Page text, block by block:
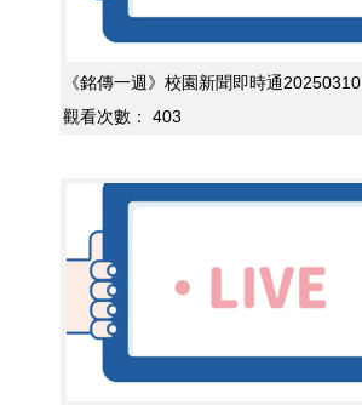
《銘傳一週》校園新聞即時通20250310
觀看次數：
403